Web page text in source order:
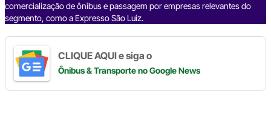
comercialização de ônibus e passagem por empresas relevantes do
segmento, como a Expresso São Luiz.
CLIQUE AQUI e siga o
Ônibus & Transporteno Google News